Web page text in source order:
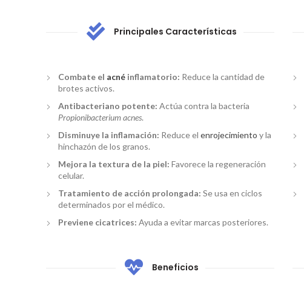
Principales Características
Combate el acné inflamatorio: Reduce la cantidad de
brotes activos.
Antibacteriano potente: Actúa contra la bacteria
Propionibacterium acnes.
Disminuye la inflamación: Reduce el enrojecimiento y la
hinchazón de los granos.
Mejora la textura de la piel: Favorece la regeneración
celular.
Tratamiento de acción prolongada: Se usa en ciclos
determinados por el médico.
Previene cicatrices: Ayuda a evitar marcas posteriores.
Beneficios